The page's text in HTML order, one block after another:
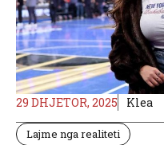
29 DHJETOR, 2025 Klea
Lajme nga realiteti